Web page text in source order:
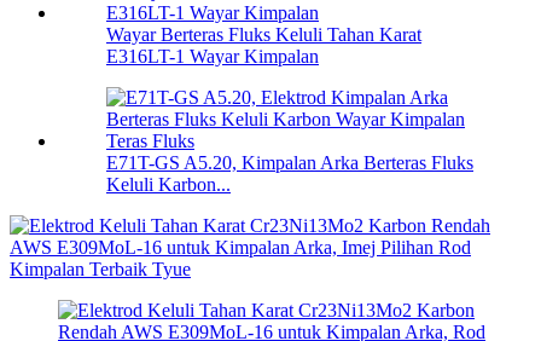
Wayar Berteras Fluks Keluli Tahan Karat
E316LT-1 Wayar Kimpalan
E71T-GS A5.20, Kimpalan Arka Berteras Fluks
Keluli Karbon...